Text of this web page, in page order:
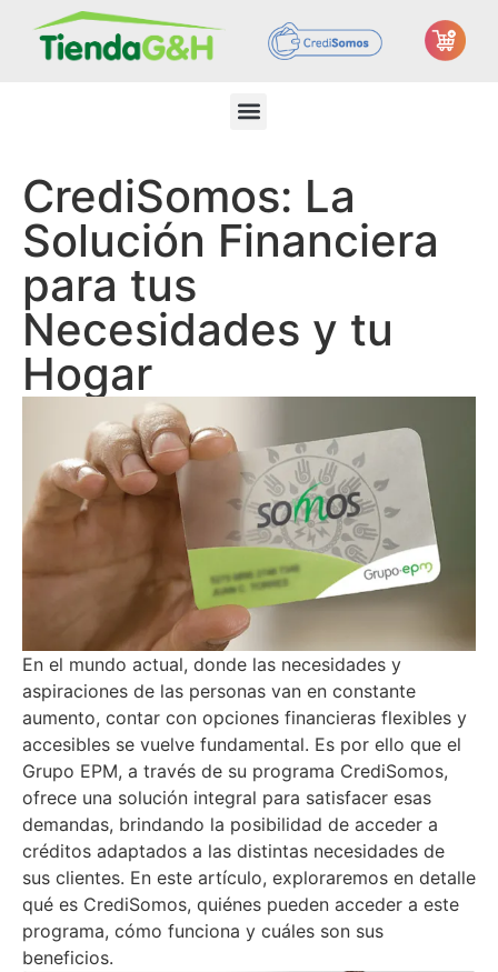
CrediSomos: La
Solución Financiera
para tus
Necesidades y tu
Hogar
En el mundo actual, donde las necesidades y
aspiraciones de las personas van en constante
aumento, contar con opciones financieras flexibles y
accesibles se vuelve fundamental. Es por ello que el
Grupo EPM, a través de su programa CrediSomos,
ofrece una solución integral para satisfacer esas
demandas, brindando la posibilidad de acceder a
créditos adaptados a las distintas necesidades de
sus clientes. En este artículo, exploraremos en detalle
qué es CrediSomos, quiénes pueden acceder a este
programa, cómo funciona y cuáles son sus
beneficios.